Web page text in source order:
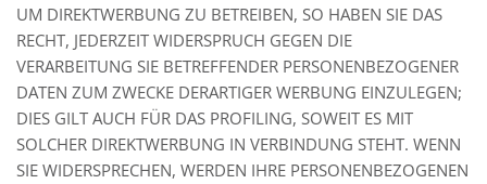
UM DIREKTWERBUNG ZU BETREIBEN, SO HABEN SIE DAS
RECHT, JEDERZEIT WIDERSPRUCH GEGEN DIE
VERARBEITUNG SIE BETREFFENDER PERSONENBEZOGENER
DATEN ZUM ZWECKE DERARTIGER WERBUNG EINZULEGEN;
DIES GILT AUCH FÜR DAS PROFILING, SOWEIT ES MIT
SOLCHER DIREKTWERBUNG IN VERBINDUNG STEHT. WENN
SIE WIDERSPRECHEN, WERDEN IHRE PERSONENBEZOGENEN